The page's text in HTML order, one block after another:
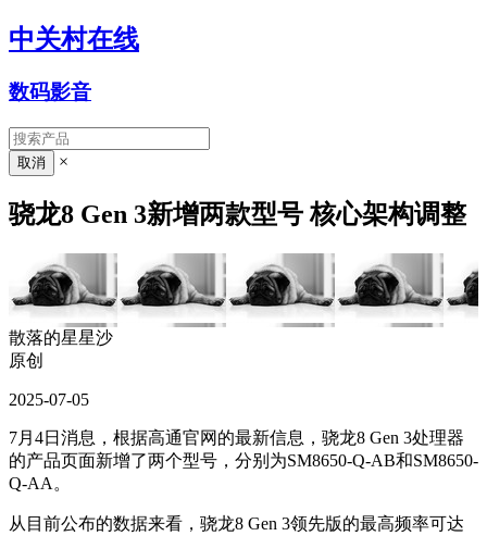
中关村在线
数码影音
×
骁龙8 Gen 3新增两款型号 核心架构调整
散落的星星沙
原创
2025-07-05
7月4日消息，根据高通官网的最新信息，骁龙8 Gen 3处理器
的产品页面新增了两个型号，分别为SM8650-Q-AB和SM8650-
Q-AA。
从目前公布的数据来看，骁龙8 Gen 3领先版的最高频率可达